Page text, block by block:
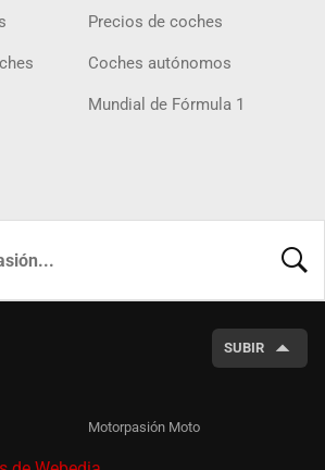
Precios de coches
Coches autónomos
Mundial de Fórmula 1
SUBIR
Motorpasión Moto